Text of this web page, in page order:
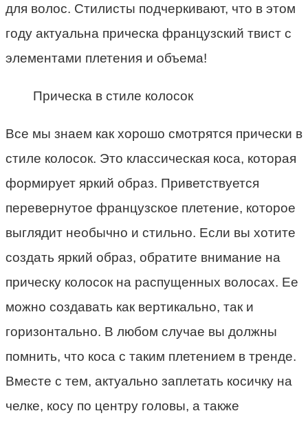
для волос. Стилисты подчеркивают, что в этом
году актуальна прическа французский твист с
элементами плетения и объема!
Прическа в стиле колосок
Все мы знаем как хорошо смотрятся прически в
стиле колосок. Это классическая коса, которая
формирует яркий образ. Приветствуется
перевернутое французское плетение, которое
выглядит необычно и стильно. Если вы хотите
создать яркий образ, обратите внимание на
прическу колосок на распущенных волосах. Ее
можно создавать как вертикально, так и
горизонтально. В любом случае вы должны
помнить, что коса с таким плетением в тренде.
Вместе с тем, актуально заплетать косичку на
челке, косу по центру головы, а также